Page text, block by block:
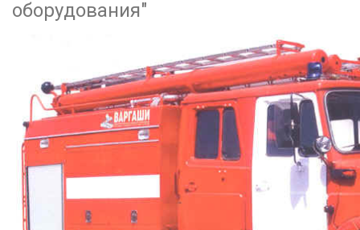
оборудования"